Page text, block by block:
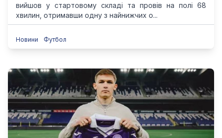
вийшов у стартовому складі та провів на полі 68
хвилин, отримавши одну з найнижчих о...
Новини Футбол